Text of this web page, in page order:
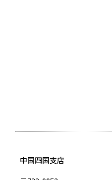
中国四国支店